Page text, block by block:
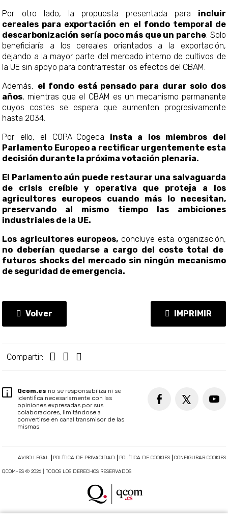
Por otro lado, la propuesta presentada para incluir
cereales para exportación en el fondo temporal de
descarbonización sería poco más que un parche. Solo
beneficiaría a los cereales orientados a la exportación,
dejando a la mayor parte del mercado interno de cultivos de
la UE sin apoyo para contrarrestar los efectos del CBAM.
Además, el fondo está pensado para durar solo dos
años, mientras que el CBAM es un mecanismo permanente
cuyos costes se espera que aumenten progresivamente
hasta 2034.
Por ello, el COPA-Cogeca insta a los miembros del
Parlamento Europeo a rectificar urgentemente esta
decisión durante la próxima votación plenaria.
El Parlamento aún puede restaurar una salvaguarda
de crisis creíble y operativa que proteja a los
agricultores europeos cuando más lo necesitan,
preservando al mismo tiempo las ambiciones
industriales de la UE.
Los agricultores europeos,concluye esta organización,
no deberían quedarse a cargo del coste total de
futuros shocks del mercado sin ningún mecanismo
de seguridad de emergencia.
Volver IMPRIMIR
Compartir:
Qcom.es no se responsabiliza ni se
identifica necesariamente con las
opiniones expresadas por sus
colaboradores, limitándose a
convertirse en canal transmisor de las
mismas
AVISO LEGAL POLÍTICA DE PRIVACIDAD POLÍTICA DE COOKIES CONFIGURAR COOKIES
QCOM-ES © 2026 | TODOS LOS DERECHOS RESERVADOS